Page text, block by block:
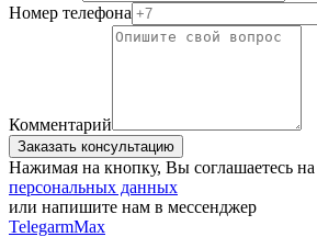
Номер телефона
Комментарий
Заказать консультацию
Нажимая на кнопку, Вы соглашаетесь на
персональных данных
или напишите нам в мессенджер
TelegarmMax